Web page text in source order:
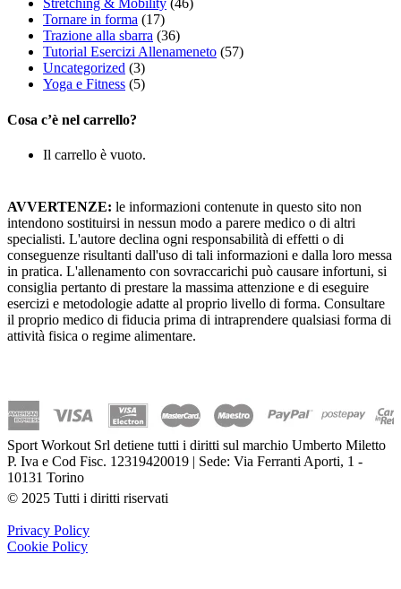
Stretching & Mobility (46)
Tornare in forma (17)
Trazione alla sbarra (36)
Tutorial Esercizi Allenameneto (57)
Uncategorized (3)
Yoga e Fitness (5)
Cosa c’è nel carrello?
Il carrello è vuoto.
AVVERTENZE: le informazioni contenute in questo sito non
intendono sostituirsi in nessun modo a parere medico o di altri
specialisti. L'autore declina ogni responsabilità di effetti o di
conseguenze risultanti dall'uso di tali informazioni e dalla loro messa
in pratica. L'allenamento con sovraccarichi può causare infortuni, si
consiglia pertanto di prestare la massima attenzione e di eseguire
esercizi e metodologie adatte al proprio livello di forma. Consultare
il proprio medico di fiducia prima di intraprendere qualsiasi forma di
attività fisica o regime alimentare.
Sport Workout Srl detiene tutti i diritti sul marchio Umberto Miletto
P. Iva e Cod Fisc. 12319420019 | Sede: Via Ferranti Aporti, 1 -
10131 Torino
© 2025 Tutti i diritti riservati
Privacy Policy
Cookie Policy